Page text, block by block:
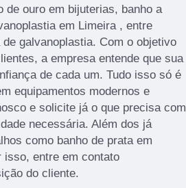
de ouro em bijuterias, banho a
em Limeira , entre
galvanoplastia. Com o objetivo
a empresa entende que sua
de cada um. Tudo isso só é
equipamentos modernos e
e solicite já o que precisa com
necessária. Além dos já
como banho de prata em
isso, entre em contato
do cliente.